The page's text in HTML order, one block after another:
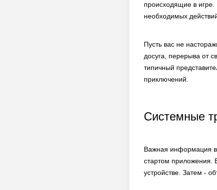
происходящие в игре.
необходимых
Пусть вас не
досуга, перерыва от
типичный
приключений.
Системные
Важная информация в
стартом приложения.
устройстве. Затем -